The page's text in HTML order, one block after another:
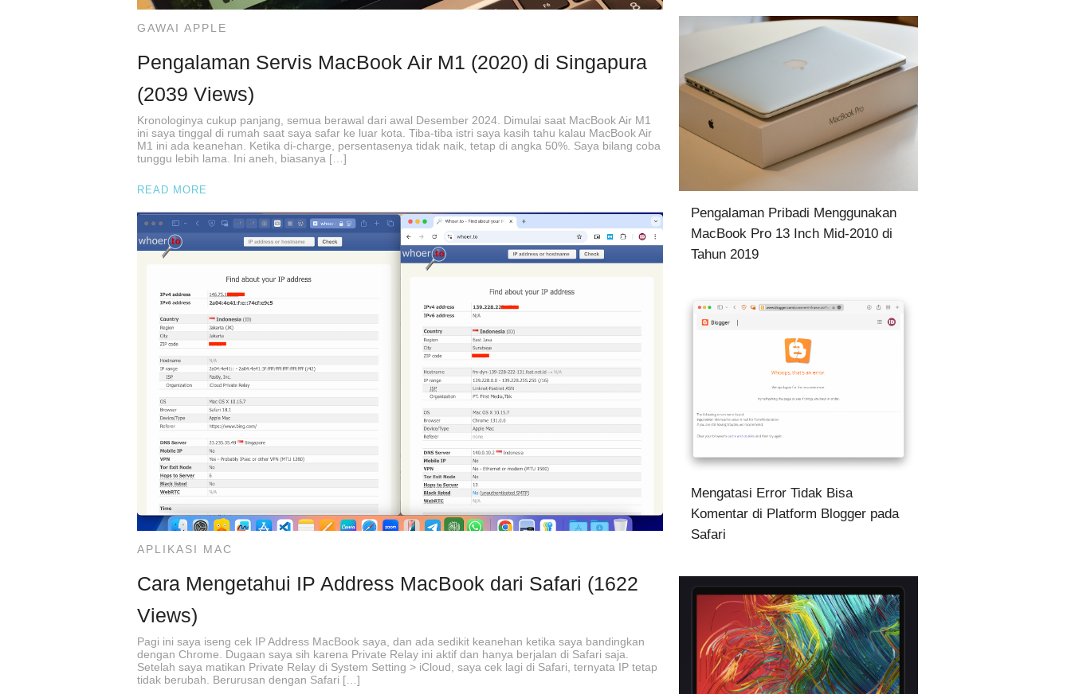
GAWAI APPLE
Pengalaman Servis MacBook Air M1 (2020) di Singapura
(2039 Views)
Kronologinya cukup panjang, semua berawal dari awal Desember 2024. Dimulai saat MacBook Air M1
ini saya tinggal di rumah saat saya safar ke luar kota. Tiba-tiba istri saya kasih tahu kalau MacBook Air
M1 ini ada keanehan. Ketika di-charge, persentasenya tidak naik, tetap di angka 50%. Saya bilang coba
tunggu lebih lama. Ini aneh, biasanya […]
READ MORE
APLIKASI MAC
Cara Mengetahui IP Address MacBook dari Safari (1622
Views)
Pagi ini saya iseng cek IP Address MacBook saya, dan ada sedikit keanehan ketika saya bandingkan
dengan Chrome. Dugaan saya sih karena Private Relay ini aktif dan hanya berjalan di Safari saja.
Setelah saya matikan Private Relay di System Setting > iCloud, saya cek lagi di Safari, ternyata IP tetap
tidak berubah. Berurusan dengan Safari […]
Pengalaman Pribadi Menggunakan
MacBook Pro 13 Inch Mid-2010 di
Tahun 2019
Mengatasi Error Tidak Bisa
Komentar di Platform Blogger pada
Safari